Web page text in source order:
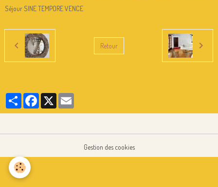
Séjour SINE TEMPORE VENCE
Retour
PartagerFacebook
X
Gestion des cookies